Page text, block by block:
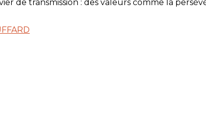
de transmission : des valeurs comme la